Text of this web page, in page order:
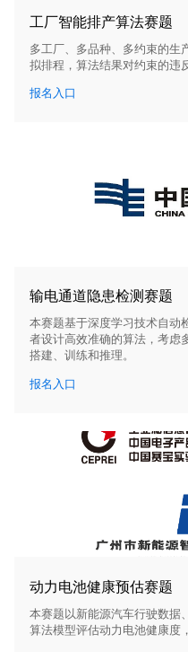
工厂智能排产算法赛题
多工厂、多品种、多约束的生
拟排程，算法结果对约束的违
报名入口
输电通道隐患检测赛题
本赛题基于深度学习技术自动
者设计高效准确的算法，考虑
搭建、训练和推理。
报名入口
动力电池健康预估赛题
本赛题以新能源汽车行驶数据
算法模型评估动力电池健康度